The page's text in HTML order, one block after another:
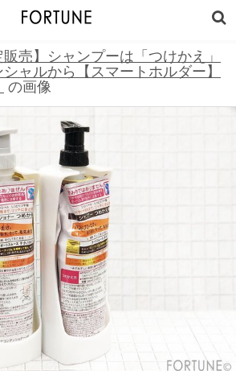
販売】シャンプーは「つけかえ」
ャルから【スマートホルダー】
の画像